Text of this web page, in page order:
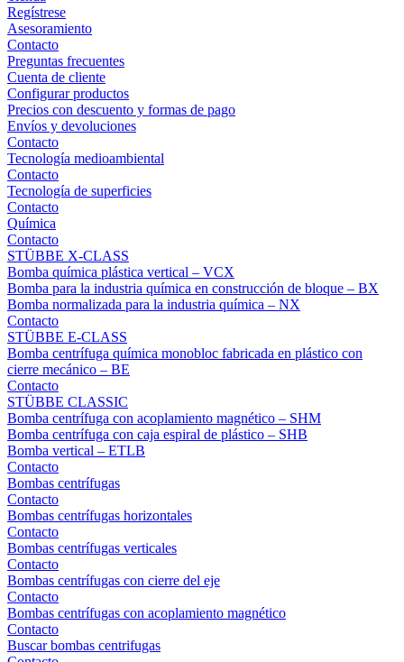
Regístrese
Asesoramiento
Contacto
Preguntas frecuentes
Cuenta de cliente
Configurar productos
Precios con descuento y formas de pago
Envíos y devoluciones
Contacto
Tecnología medioambiental
Contacto
Tecnología de superficies
Contacto
Química
Contacto
STÜBBE X-CLASS
Bomba química plástica vertical – VCX
Bomba para la industria química en construcción de bloque – BX
Bomba normalizada para la industria química – NX
Contacto
STÜBBE E-CLASS
Bomba centrífuga química monobloc fabricada en plástico con
cierre mecánico – BE
Contacto
STÜBBE CLASSIC
Bomba centrífuga con acoplamiento magnético – SHM
Bomba centrífuga con caja espiral de plástico – SHB
Bomba vertical – ETLB
Contacto
Bombas centrífugas
Contacto
Bombas centrífugas horizontales
Contacto
Bombas centrífugas verticales
Contacto
Bombas centrífugas con cierre del eje
Contacto
Bombas centrífugas con acoplamiento magnético
Contacto
Buscar bombas centrifugas